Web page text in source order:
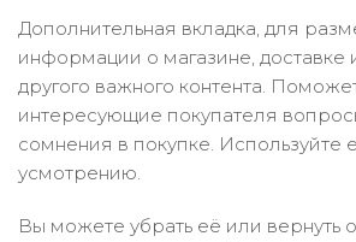
Дополнительная вкладка, для
информации о магазине, доставке
другого важного контента.
интересующие покупателя
сомнения в покупке. Используйте
усмотрению.
Вы можете убрать её или вернуть